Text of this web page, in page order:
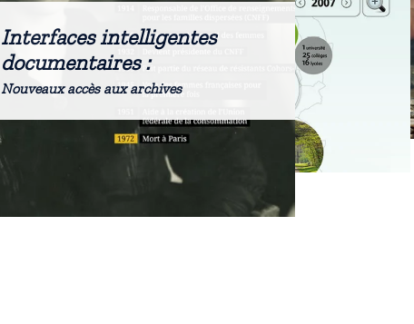
Interfaces intelligentes
documentaires :
Nouveaux accès aux archives